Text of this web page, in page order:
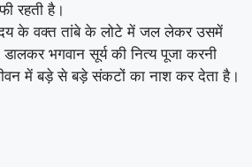
रहती है।
के वक्त तांबे के लोटे में जल लेकर उसमें
भगवान सूर्य की नित्य पूजा करनी
में बड़े से बड़े संकटों का नाश कर देता है।